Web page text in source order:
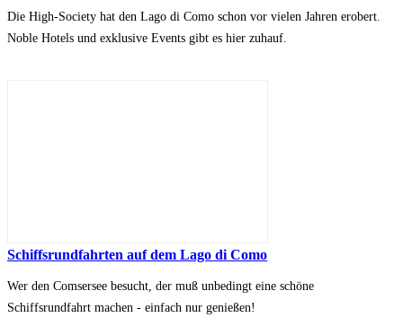
Die High-Society hat den Lago di Como schon vor vielen Jahren erobert.
Noble Hotels und exklusive Events gibt es hier zuhauf.
Schiffsrundfahrten auf dem Lago di Como
Wer den Comsersee besucht, der muß unbedingt eine schöne
Schiffsrundfahrt machen - einfach nur genießen!